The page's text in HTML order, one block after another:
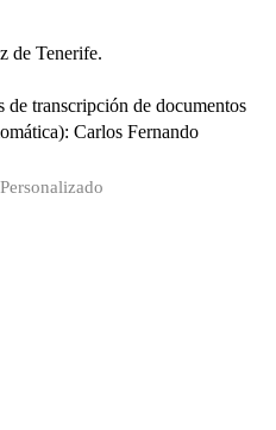
de Tenerife.
transcripción de documentos
Carlos Fernando